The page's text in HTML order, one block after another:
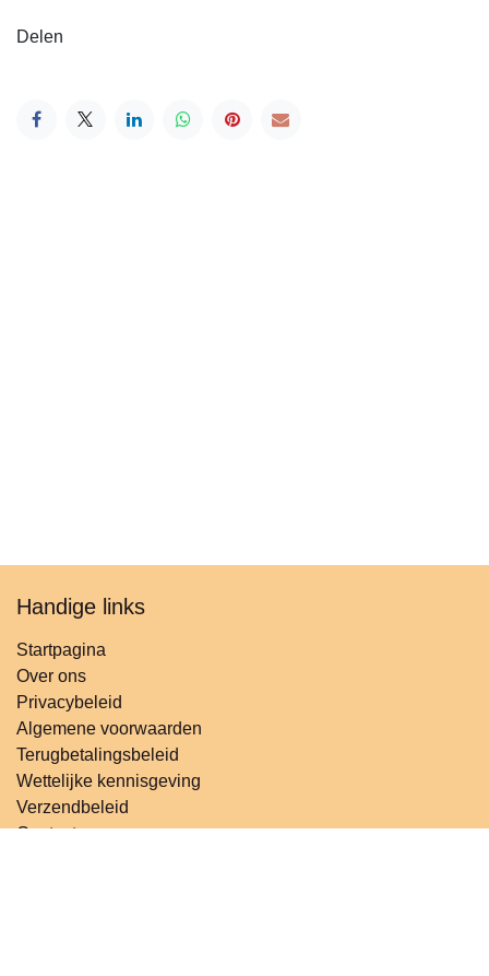
Delen
Handige links
Startpagina
Over ons
Privacybeleid
Algemene voorwaarden
Terugbetalingsbeleid
Wettelijke kennisgeving
Verzendbeleid
Contact